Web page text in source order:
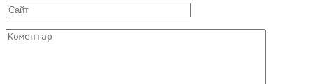
Сайт
Коментар